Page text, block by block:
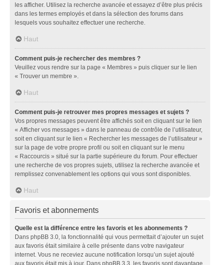
les afficher. Utilisez la recherche avancée et essayez d’être plus précis
dans les termes employés et dans la sélection des forums dans
lesquels vous souhaitez effectuer une recherche.
Haut
Comment puis-je rechercher des membres ?
Veuillez vous rendre sur la page « Membres » puis cliquer sur le lien
« Trouver un membre ».
Haut
Comment puis-je retrouver mes propres messages et sujets ?
Vos propres messages peuvent être affichés soit en cliquant sur le lien
« Afficher vos messages » dans le panneau de contrôle de l’utilisateur,
soit en cliquant sur le lien « Rechercher les messages de l’utilisateur »
sur la page de votre propre profil ou soit en cliquant sur le menu
« Raccourcis » situé sur la partie supérieure du forum. Pour effectuer
une recherche de vos propres sujets, utilisez la recherche avancée et
remplissez convenablement les options qui vous sont disponibles.
Haut
Favoris et abonnements
Quelle est la différence entre les favoris et les abonnements ?
Dans phpBB 3.0, la fonctionnalité qui vous permettait d’ajouter un sujet
aux favoris était similaire à celle présente dans votre navigateur
internet. Vous ne receviez aucune notification lorsqu’un sujet ajouté
aux favoris était mis à jour. Dans phpBB 3.3, les favoris sont davantage